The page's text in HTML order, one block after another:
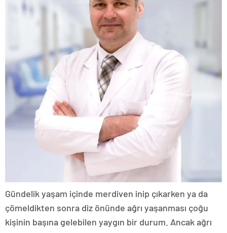
Gündelik yaşam içinde merdiven inip çıkarken ya da
çömeldikten sonra diz önünde ağrı yaşanması çoğu
kişinin başına gelebilen yaygın bir durum. Ancak ağrı